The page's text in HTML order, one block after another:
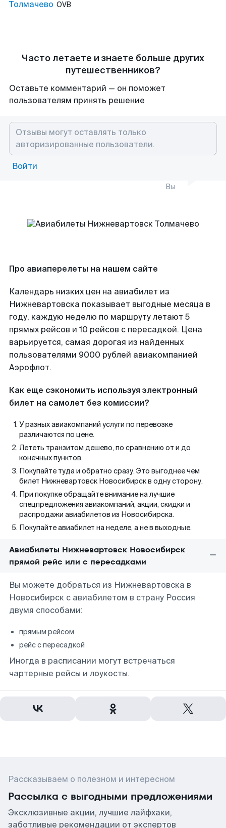
Толмачево OVB
Часто летаете и знаете больше других
путешественников?
Оставьте комментарий — он поможет
пользователям принять решение
Войти
Вы
Про авиаперелеты на нашем сайте
Календарь низких цен на авиабилет из
Нижневартовска показывает выгодные месяца в
году, каждую неделю по маршруту летают 5
прямых рейсов и 10 рейсов с пересадкой. Цена
варьируется, самая дорогая из найденных
пользователями 9000 рублей авиакомпанией
Аэрофлот.
Как еще сэкономить используя электронный
билет на самолет без комиссии?
У разных авиакомпаний услуги по перевозке
различаются по цене.
Лететь транзитом дешево, по сравнению от и до
конечных пунктов.
Покупайте туда и обратно сразу. Это выгоднее чем
билет Нижневартовск Новосибирск в одну сторону.
При покупке обращайте внимание на лучшие
спецпредложения авиакомпаний, акции, скидки и
распродажи авиабилетов из Новосибирска.
Покупайте авиабилет на неделе, а не в выходные.
Авиабилеты Нижневартовск Новосибирск
прямой рейс или с пересадками
Вы можете добраться из Нижневартовска в
Новосибирск с авиабилетом в страну Россия
двумя способами:
прямым рейсом
рейс с пересадкой
Иногда в расписании могут встречаться
чартерные рейсы и лоукосты.
Рассказываем о полезном и интересном
Рассылка с выгодными предложениями
Эксклюзивные акции, лучшие лайфхаки,
заботливые рекомендации от экспертов